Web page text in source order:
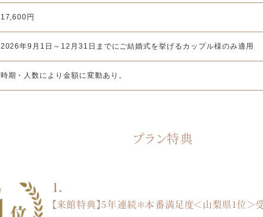
17,600円
2026年9月1日～12月31日までにご結婚式を挙げるカップル様のみ適用
時期・人数により金額に変動あり。
プラン特典
【来館特典】5年連続＊本番満足度＜山梨県1位＞